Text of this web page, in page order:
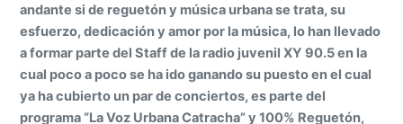
andante si de reguetón y música urbana se trata, su
esfuerzo, dedicación y amor por la música, lo han llevado
a formar parte del Staff de la radio juvenil XY 90.5 en la
cual poco a poco se ha ido ganando su puesto en el cual
ya ha cubierto un par de conciertos, es parte del
programa “La Voz Urbana Catracha” y 100% Reguetón,